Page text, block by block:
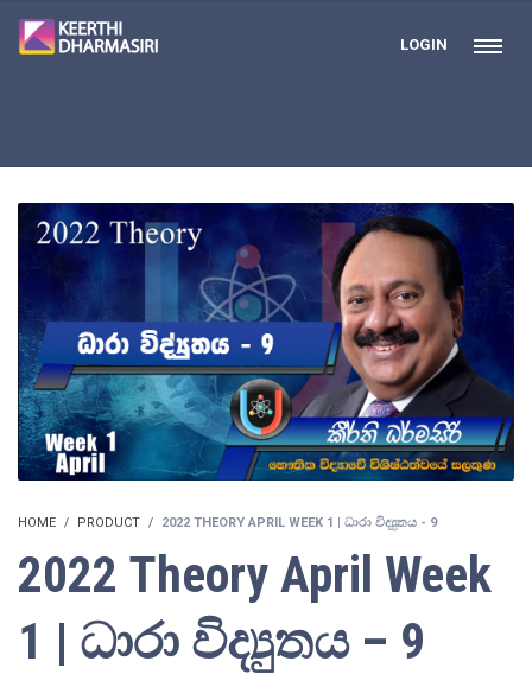
LOGIN
HOME PRODUCT 2022 THEORY APRIL WEEK 1 | ධාරා විද්‍යුතය - 9
2022 Theory April Week
1 | ධාරා විද්‍යුතය – 9